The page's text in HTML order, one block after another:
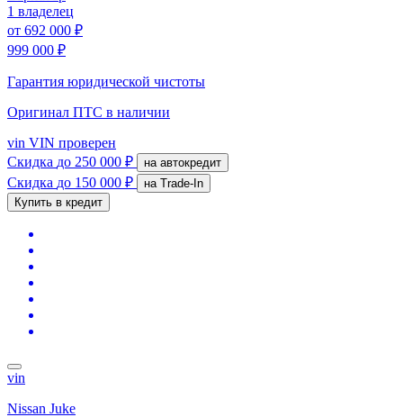
1 владелец
от 692 000 ₽
999 000 ₽
Гарантия юридической чистоты
Оригинал ПТС в наличии
vin VIN проверен
Скидка до 250 000 ₽ на автокредит
Скидка до 150 000 ₽
на Trade-In
Купить в кредит
vin
Nissan Juke